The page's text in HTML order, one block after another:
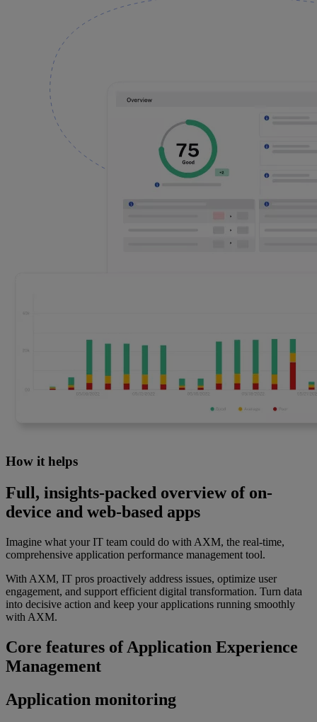
How it helps
Full, insights-packed overview of on-
device and web-based apps
Imagine what your IT team could do with AXM, the real-time,
comprehensive application performance management tool.
With AXM, IT pros proactively address issues, optimize user
engagement, and support efficient digital transformation. Turn data
into decisive action and keep your applications running smoothly
with AXM.
Core features of Application Experience
Management
Application monitoring